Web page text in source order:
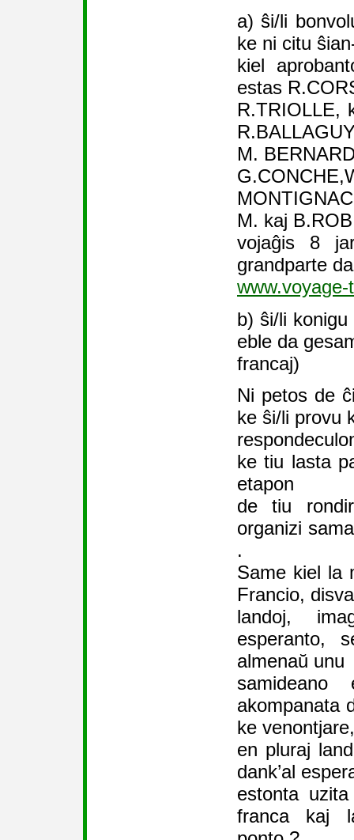
a) ŝi/li
ke ni citu
kiel
estas
R.TRIOLLE,
M.
M. kaj
vojaĝis 8
grandparte
b) ŝi/li
eble da
francaj)
Ni petos de
ke ŝi/li provu
ke tiu lasta
etapon
de tiu
organizi
.
Same kiel la
Francio,
landoj,
esperanto,
almenaŭ unu
akompanata
ke venontjare,
en pluraj
dank’al
estonta
franca kaj